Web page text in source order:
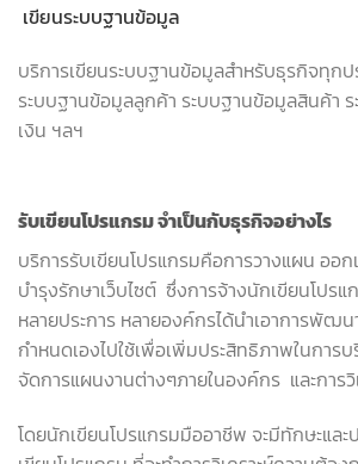
เขียนระบบฐานข้อมูล
บริการเขียนระบบฐานข้อมูลสำหรับธุรกิจทุกป
ระบบฐานข้อมูลลูกค้า ระบบฐานข้อมูลสินค้า
เงิน ฯลฯ
รับเขียนโปรแกรม จำเป็นกับธุรกิจอย่างไร
บริการรับเขียนโปรแกรมคือการวางแผน อ
บำรุงรักษาเว็บไซต์ ซึ่งการจ้างนักเขียนโปร
หลายประการ หลายองค์กรได้นำเอาการพัฒ
กำหนดเองไปใช้เพื่อเพิ่มประสิทธิภาพในการ
จัดการแผนงานต่างๆภายในองค์กร และการวิ
โดยนักเขียนโปรแกรมมืออาชีพ จะมีทักษะแล